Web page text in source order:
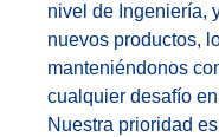
nivel de Ingeniería,
nuevos productos,
manteniéndonos
cualquier desafío
Nuestra prioridad